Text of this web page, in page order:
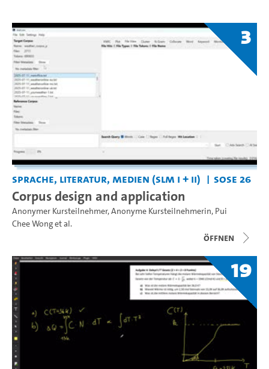
3
Sprache, Literatur, Medien (SLM I + II) SoSe 26
Corpus design and application
Anonymer Kursteilnehmer,Anonyme Kursteilnehmerin, Pui
Chee Wonget al.
Öffnen
19